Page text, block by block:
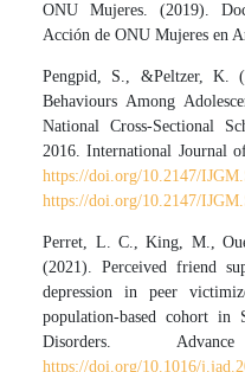
ONU Mujeres. (2019).
Acción de ONU Mujeres en
Pengpid, S., &Peltzer, K.
Behaviours Among
National Cross-Sectional
2016. International Journal
https://doi.org/10.2147/
https://doi.org/10.2147/
Perret, L. C., King, M.,
(2021). Perceived friend
depression in peer
population-based cohort
Disorders.
https://doi.org/10.1016/